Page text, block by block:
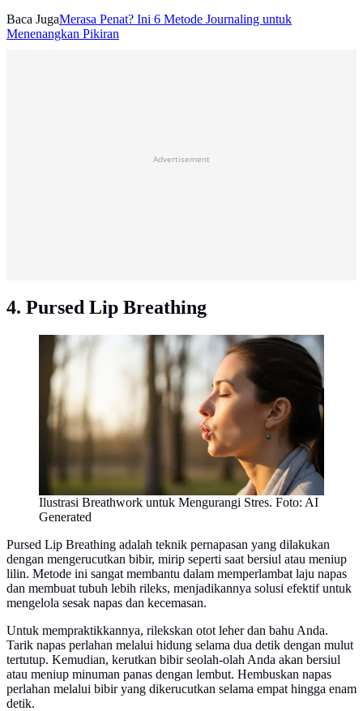
Baca JugaMerasa Penat? Ini 6 Metode Journaling untuk
Menenangkan Pikiran
Advertisement
4. Pursed Lip Breathing
Ilustrasi Breathwork untuk Mengurangi Stres. Foto: AI
Generated
Pursed Lip Breathing adalah teknik pernapasan yang dilakukan
dengan mengerucutkan bibir, mirip seperti saat bersiul atau meniup
lilin. Metode ini sangat membantu dalam memperlambat laju napas
dan membuat tubuh lebih rileks, menjadikannya solusi efektif untuk
mengelola sesak napas dan kecemasan.
Untuk mempraktikkannya, rilekskan otot leher dan bahu Anda.
Tarik napas perlahan melalui hidung selama dua detik dengan mulut
tertutup. Kemudian, kerutkan bibir seolah-olah Anda akan bersiul
atau meniup minuman panas dengan lembut. Hembuskan napas
perlahan melalui bibir yang dikerucutkan selama empat hingga enam
detik.